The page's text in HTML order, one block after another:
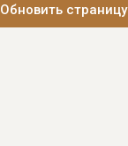
Обновить страницу